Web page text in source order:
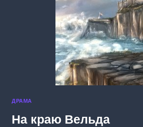
ДРАМА
На краю Вельда